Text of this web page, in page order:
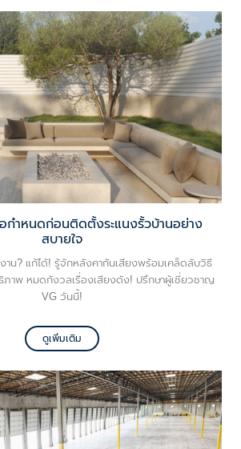
กำหนดก่อนติดตั้งระแนงรั้วบ้านอย่าง
สบายใจ
าน? แก้ได้! รู้จักหลังคากันเสียงพร้อมเคล็ดลับวิธี
ภาพ หมดกังวลเรื่องเสียงดัง! ปรึกษาผู้เชี่ยวชาญ
VG วันนี้!
ดูเพิ่มเติม